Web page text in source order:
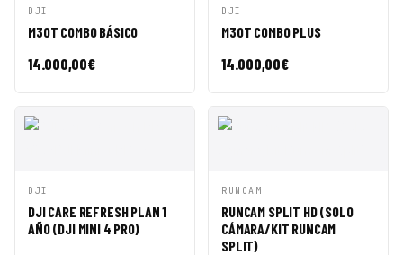
VISTA
RÁPIDA
CESTA
DJI
M30T COMBO BÁSICO
14.000,00€
VISTA
RÁPIDA
CESTA
DJI
M30T COMBO PLUS
14.000,00€
VISTA
RÁPIDA
CESTA
DJI
DJI CARE REFRESH PLAN 1
AÑO (DJI MINI 4 PRO)
VISTA
RÁPIDA
CESTA
RUNCAM
RUNCAM SPLIT HD (SOLO
CÁMARA/KIT RUNCAM
SPLIT)